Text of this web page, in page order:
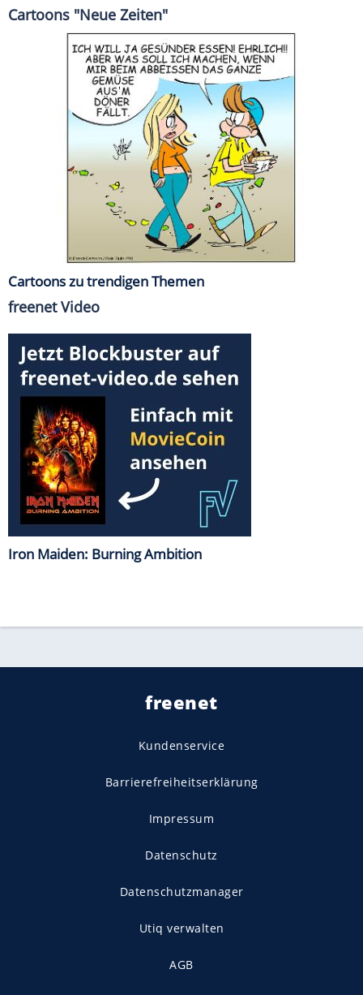
Cartoons "Neue Zeiten"
Cartoons zu trendigen Themen
freenet Video
Iron Maiden: Burning Ambition
freenet
Kundenservice
Barrierefreiheitserklärung
Impressum
Datenschutz
Datenschutzmanager
Utiq verwalten
AGB